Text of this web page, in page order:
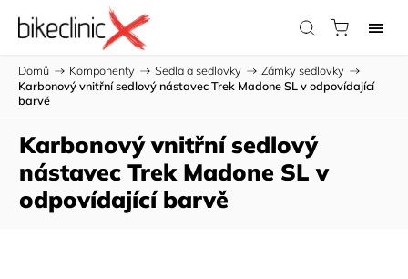
Domů / Komponenty / Sedla a sedlovky / Zámky sedlovky /
Karbonový vnitřní sedlový nástavec Trek Madone SL v odpovídající
barvě
Karbonový vnitřní sedlový
nástavec Trek Madone SL v
odpovídající barvě